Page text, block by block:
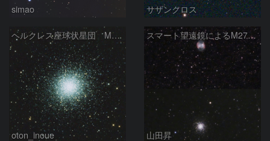
simao サザンクロス
ヘルクレス座球状星団 M１３（RGB合成）
oton_inoue
スマート望遠鏡によるM27とM13
山田昇